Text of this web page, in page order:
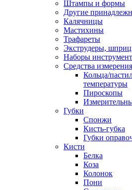
Штампы и формы
Другие
Калячницы
Мастихины
Трафареты
Экструдеры,
Наборы
Средства измерения
Кольца/
температуры
Пироскопы
Губки
Спонжи
Кисть-губка
Губки
Кисти
Белка
Коза
Колонок
Пони